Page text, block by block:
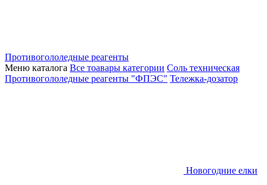
Противогололедные реагенты
Меню каталога Все тоавары категории Соль техническая
Противогололедные реагенты "ФПЭС" Тележка-дозатор
Новогодние елки